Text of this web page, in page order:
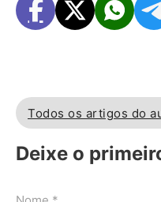
Todos os artigos do
Deixe o